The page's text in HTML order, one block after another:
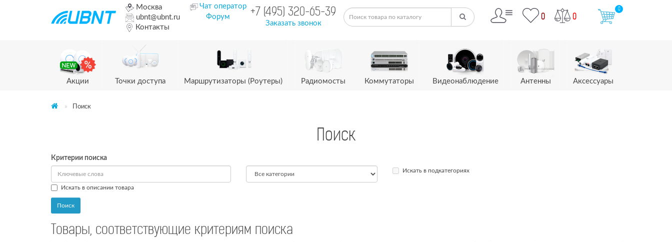
Москва
ubnt@ubnt.ru
Контакты
Чат оператор
Форум
+7 (495) 320-65-39
Заказать звонок
0 0
0
Акции Точки доступа Маршрутизаторы (Роутеры) Радиомосты Коммутаторы Видеонаблюдение Антенны Аксессуары
Поиск
Поиск
Критерии поиска
Искать в подкатегориях
Искать в описании товара
Товары, соответствующие критериям поиска